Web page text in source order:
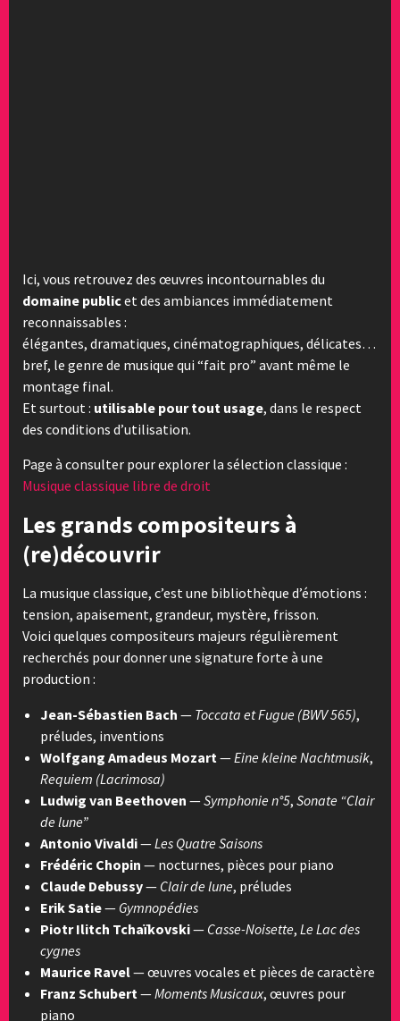
Ici, vous retrouvez des œuvres incontournables du
domaine publicet des ambiances immédiatement
reconnaissables :
élégantes, dramatiques, cinématographiques, délicates…
bref, le genre de musique qui “fait pro” avant même le
montage final.
Et surtout : utilisable pour tout usage, dans le respect
des conditions d’utilisation.
Page à consulter pour explorer la sélection classique :
Musique classique libre de droit
Les grands compositeurs à
(re)découvrir
La musique classique, c’est une bibliothèque d’émotions :
tension, apaisement, grandeur, mystère, frisson.
Voici quelques compositeurs majeurs régulièrement
recherchés pour donner une signature forte à une
production :
Jean-Sébastien Bach — Toccata et Fugue (BWV 565),
préludes, inventions
Wolfgang Amadeus Mozart —Eine kleine Nachtmusik,
Requiem (Lacrimosa)
Ludwig van Beethoven —Symphonie n°5, Sonate “Clair
de lune”
Antonio Vivaldi—Les Quatre Saisons
Frédéric Chopin — nocturnes, pièces pour piano
Claude Debussy— Clair de lune, préludes
Erik Satie— Gymnopédies
Piotr Ilitch Tchaïkovski— Casse-Noisette, Le Lac des
cygnes
Maurice Ravel— œuvres vocales et pièces de caractère
Franz Schubert —Moments Musicaux, œuvres pour
piano